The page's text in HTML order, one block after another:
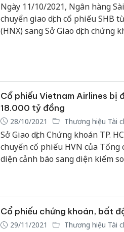
Ngày 11/10/2021, Ngân hàng
chuyển giao dịch cổ phiếu SHB
(HNX) sang Sở Giao dịch
Cổ phiếu Vietnam Airlines bị
18.000 tỷ đồng
28/10/2021 Thương hiệu Tài
Sở Giao dịch Chứng khoán TP.
chuyển cổ phiếu HVN của
diện cảnh báo sang diện kiểm
Cổ phiếu chứng khoán, bất
29/11/2021 Thương hiệu Tài